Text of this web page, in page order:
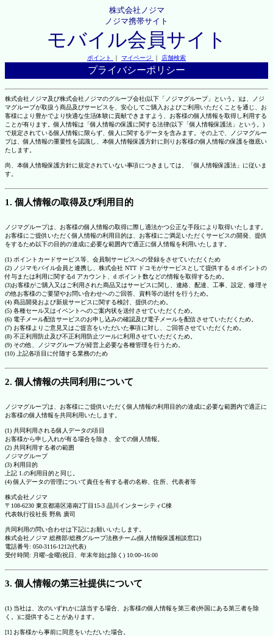
株式会社ノジマ
ノジマ携帯サイト
モバイル会員サイト
ポイント ｜ マイページ ｜ 店舗検索
プライバシーポリシー
株式会社ノジマ及び株式会社ノジマのグループ会社(以下「ノジマグループ」という。)は、ノジ
マグループが取扱う商品及びサービスを、安心してご購入およびご利用いただくことを通じ、お
客様により豊かでより快適な生活体験に貢献できますよう、お客様の個人情報を取得し利用する
ことが有ります。個人情報は「個人情報の保護に関する法律(以下「個人情報保護法」という。)
で規定されている個人情報に限らず、個人に関するデータを含みます。その上で、ノジマグルー
プは、個人情報の重要性を認識し、本個人情報保護方針に則りお客様の個人情報の保護を徹底い
たします。
尚、本個人情報保護方針に規定されていない事項につきましては、「個人情報保護法」に従いま
す。
1. 個人情報の取得及び利用目的
ノジマグループは、お客様の個人情報の取得に際し適法かつ公正な手段により取得いたします。
お客様にご提供いただく個人情報の利用目的は、お客様にご満足いただくサービスの開発、提供
をするため以下の目的の達成に必要な範囲内で適正に個人情報を利用いたします。
(1) ポイントカードサービス等、会員制サービスへの登録をさせていただくため
(2) ノジマモバイル会員と連携し、株式会社 NTT ドコモがサービスとして提供する d ポイントの
付与または利用に関するd アカウント、d ポイント数などの情報を取得するため。
(3)お客様がご購入又はご利用された商品又はサービスに関し、連絡、配達、工事、設定、修理そ
の他お客様のご要望やお問い合わせへのご回答、資料等の送付を行うため。
(4) 商品開発および新規サービスに関する検討、提供のため。
(5) 各種セール又はイベントへのご案内状を送付させていただくため。
(6) 電子メール配信サービスのお申し込みの確認及び電子メールを配信させていただくため。
(7) お客様よりご意見又はご提言をいただいた事項に対し、ご回答させていただくため。
(8) 不正利用防止及び不正利用防止ツールに利用させていただくため。
(9) その他、ノジマグループが経営上必要な各種管理を行うため。
(10) 上記各項目に付随する業務のため
2. 個人情報の共同利用について
ノジマグループは、お客様にご提供いただく個人情報の利用目的の達成に必要な範囲内で適正に
お客様の個人情報を共同利用いたします。
(1) 共同利用される個人データの項目
お客様から申し入れが有る場合を除き、全ての個人情報。
(2) 共同利用する者の範囲
ノジマグループ
(3) 利用目的
上記 1.の利用目的と同じ。
(4) 個人データの管理について責任を有する者の名称、住所、代表者等
株式会社ノジマ
〒108-6230 東京都港区港南2丁目15-3 品川インターシティC棟
代表執行役社長 野島 廣司
共同利用の問い合わせは下記にお願いいたします。
株式会社ノジマ 総務部/総務グループ法務チーム(個人情報保護相談窓口)
電話番号: 050-3116-1212(代表)
受付時間: 月曜~金曜(祝日、年末年始は除く) 10:00~16:00
3. 個人情報の第三社提供について
(1) 当社は、次のいずれかに該当する場合、お客様の個人情報を第三者(外国にある第三者を除
く。)に提供することがあります。
[1] お客様から事前に同意をいただいた場合。